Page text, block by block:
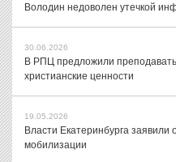
Володин недоволен утечкой
30.06.2026
В РПЦ предложили
христианские ценности
19.05.2026
Власти Екатеринбурга заявили
мобилизации